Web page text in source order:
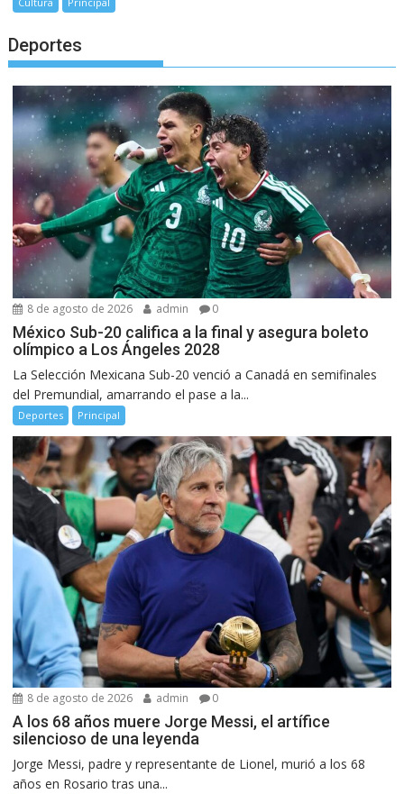
Deportes
8 de agosto de 2026 admin 0
México Sub-20 califica a la final y asegura boleto
olímpico a Los Ángeles 2028
La Selección Mexicana Sub-20 venció a Canadá en semifinales
del Premundial, amarrando el pase a la...
Deportes Principal
8 de agosto de 2026 admin 0
A los 68 años muere Jorge Messi, el artífice
silencioso de una leyenda
Jorge Messi, padre y representante de Lionel, murió a los 68
años en Rosario tras una...